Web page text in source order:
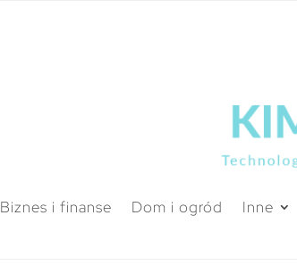
Biznes i finanse Dom i ogród Inne